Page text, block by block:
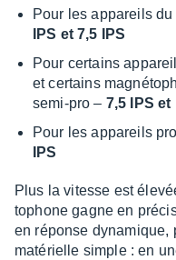
Pour les appa­reils
IPS et 7,5 IPS
Pour certains
et certains
semi-pro – 7,5 IPS et
Pour les appa­reils
IPS
Plus la vitesse est
to­phone gagne en
en réponse dyna­mique,
maté­rielle simple : en